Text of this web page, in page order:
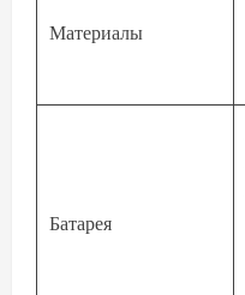
Материалы
Батарея